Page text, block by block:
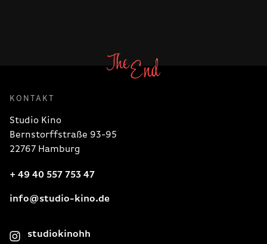
KONTAKT
Studio Kino
Bernstorffstraße 93-95
22767 Hamburg
+ 49 40 557 753 47
info@studio-kino.de
studiokinohh